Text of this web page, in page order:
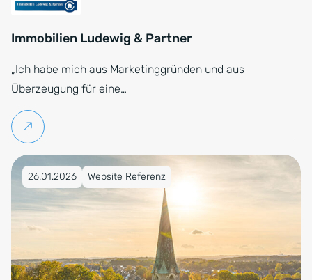
Immobilien Ludewig & Partner
„Ich habe mich aus Marketinggründen und aus
Überzeugung für eine…
Weiterlesen
Veröffentlicht am 26.01.2026
26.01.2026 Website Referenz